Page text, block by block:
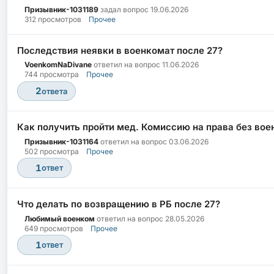
Призывник-1031189 задал вопрос 19.06.2026
312 просмотров
Прочее
Последствия неявки в военкомат после 27?
VoenkomNaDivane ответил на вопрос 11.06.2026
744 просмотра
Прочее
2ответа
Как получить пройти мед. Комиссию на права без
Призывник-1031164 ответил на вопрос 03.06.2026
502 просмотра
Прочее
1ответ
Что делать по возвращению в РБ после 27?
Любимый военком ответил на вопрос 28.05.2026
649 просмотров
Прочее
1ответ